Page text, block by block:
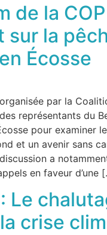
de la
sur la
Écosse
par la
représentants du
pour examiner
et un avenir sans
a
en faveur d’une
Le
crise